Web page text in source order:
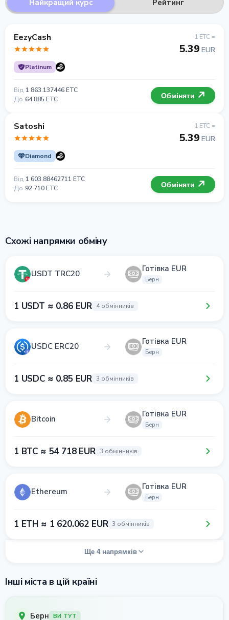
Найкращий курс Рейтинг
EezyCash
Platinum
1 ETC =
5.39 EUR
Від 1 863.137446 ETC
До 64 885 ETC Обміняти
Satoshi
Diamond
1 ETC =
5.39 EUR
Від 1 603.88462711 ETC
До 92 710 ETC Обміняти
Схожі напрямки обміну
USDT TRC20 Готівка EUR
Берн
1 USDT ≈ 0.86 EUR 4 обмінників
USDC ERC20 Готівка EUR
Берн
1 USDC ≈ 0.85 EUR 3 обмінників
Bitcoin Готівка EUR
Берн
1 BTC ≈ 54 718 EUR 3 обмінників
Ethereum Готівка EUR
Берн
1 ETH ≈ 1 620.062 EUR 3 обмінників
Ще 4 напрямків
Інші міста в цій країні
Берн ВИ ТУТ